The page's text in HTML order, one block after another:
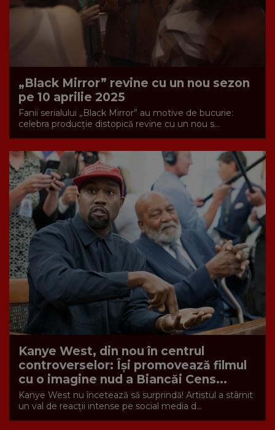
„Black Mirror” revine cu un nou sezon
pe 10 aprilie 2025
Fanii serialului „Black Mirror” au motive de bucurie:
celebra producție distopică revine cu un nou s...
Kanye West, din nou în centrul
controverselor: Își promovează filmul
cu o imagine nud a Biancăi Cens...
Kanye West nu încetează să surprindă! Artistul a stârnit
un val de reacții intense pe social media d...